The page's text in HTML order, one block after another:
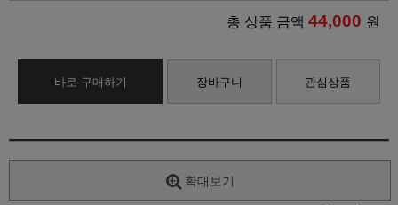
총 상품 금액 44,000 원
바로 구매하기 장바구니 관심상품
확대보기